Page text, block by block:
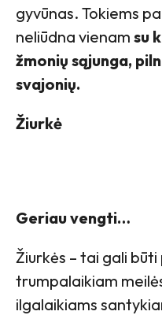
gyvūnas. Tokiems
neliūdna vienam su
žmonių sąjunga,
svajonių.
Žiurkė
Geriau vengti…
Žiurkės – tai gali
trumpalaikiam
ilgalaikiams